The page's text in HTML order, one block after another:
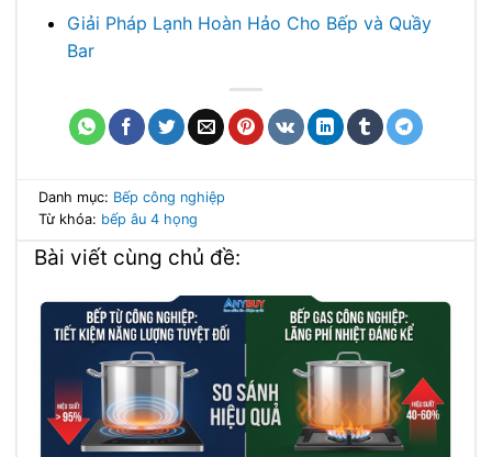
Giải Pháp Lạnh Hoàn Hảo Cho Bếp và Quầy
Bar
Danh mục: Bếp công nghiệp
Từ khóa: bếp âu 4 họng
Bài viết cùng chủ đề: